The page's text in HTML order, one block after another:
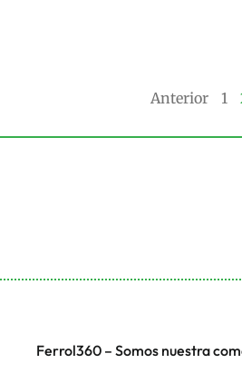
Anterior 1
Ferrol360 – Somos nuestra